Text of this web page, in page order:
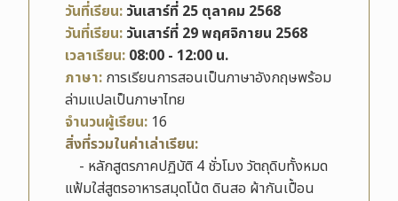
วันที่เรียน: วันเสาร์ที่ 25 ตุลาคม 2568
วันที่เรียน: วันเสาร์ที่ 29 พฤศจิกายน 2568
เวลาเรียน: 08:00 - 12:00 น.
ภาษา: การเรียนการสอนเป็นภาษาอังกฤษพร้อม
ล่ามแปลเป็นภาษาไทย
จำนวนผู้เรียน: 16
สิ่งที่รวมในค่าเล่าเรียน:
- หลักสูตรภาคปฏิบัติ 4 ชั่วโมง วัตถุดิบทั้งหมด
แฟ้มใส่สูตรอาหารสมุดโน้ต ดินสอ ผ้ากันเปื้อน